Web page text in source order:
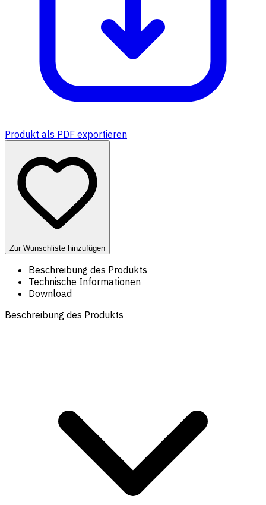
Produkt als PDF exportieren
Zur Wunschliste hinzufügen
Beschreibung des Produkts
Technische Informationen
Download
Beschreibung des Produkts